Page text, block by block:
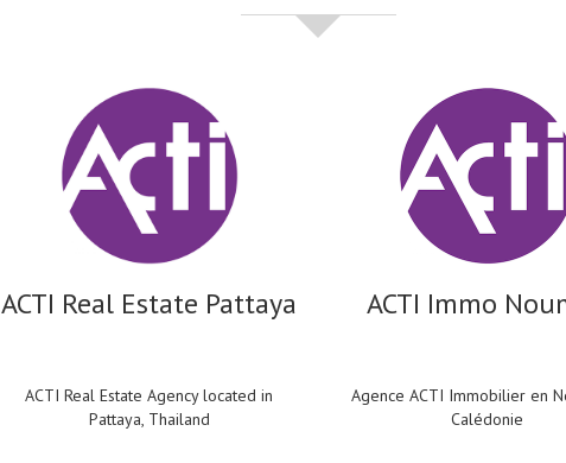
ACTI Real Estate Pattaya
ACTI Real Estate Agency located in
Pattaya, Thailand
ACTI Immo
Agence ACTI Immobilier en
Calédonie